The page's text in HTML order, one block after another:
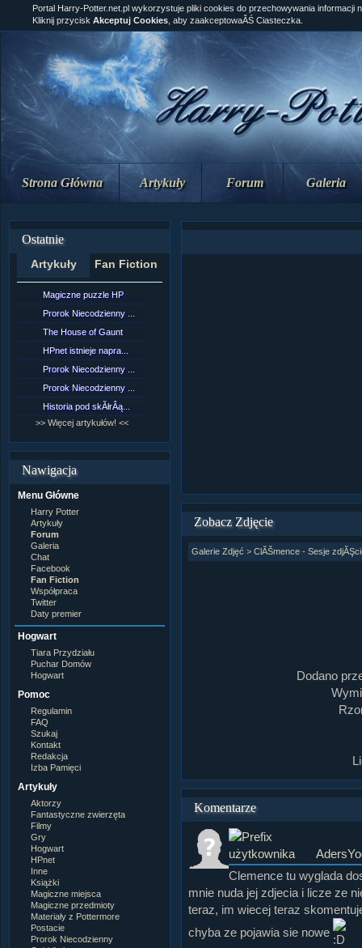
Strona Główna Artykuły Forum Galeria
Ostatnie
Artykuły Fan Fiction
Magiczne puzzle HP
Prorok Niecodzienny ...
The House of Gaunt
HPnet istnieje napra...
Prorok Niecodzienny ...
Prorok Niecodzienny ...
Historia pod skĂłrÂą...
>> Więcej artykułów! <<
Nawigacja
Menu Główne
Harry Potter
Artykuły
Forum
Galeria
Chat
Facebook
Fan Fiction
Współpraca
Twitter
Daty premier
Hogwart
Tiara Przydziału
Puchar Domów
Hogwart
Pomoc
Regulamin
FAQ
Szukaj
Kontakt
Redakcja
Izba Pamięci
Artykuły
Aktorzy
Fantastyczne zwierzęta
Filmy
Gry
Hogwart
HPnet
Inne
Książki
Magiczne miejsca
Magiczne przedmioty
Materiały z Pottermore
Postacie
Prorok Niecodzienny
Portal Harry-Potter.net.pl wykorzystuje pliki cookies do przechowywania informacji
Kliknij przycisk Akceptuj Cookies , aby zaakceptowaĂŚ Ciasteczka.
Zobacz Zdjęcie
Galerie Zdjęć > ClĂŠmence - Sesje
Dodano
Komentarze
Clemence tu wyglada
mnie nuda jej zdjecia i licze ze
teraz, im wiecej teraz
chyba ze pojawia sie nowe